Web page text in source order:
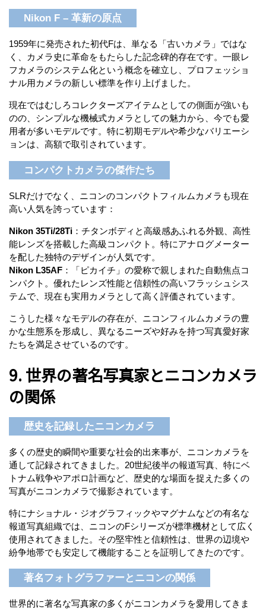
Nikon F – 革新の原点
1959年に発売された初代Fは、単なる「古いカメラ」ではな
く、カメラ史に革命をもたらした記念碑的存在です。一眼レ
フカメラのシステム化という概念を確立し、プロフェッショ
ナル用カメラの新しい標準を作り上げました。
現在ではむしろコレクターズアイテムとしての側面が強いも
のの、シンプルな機械式カメラとしての魅力から、今でも愛
用者が多いモデルです。特に初期モデルや希少なバリエーシ
ョンは、高額で取引されています。
コンパクトカメラの傑作たち
SLRだけでなく、ニコンのコンパクトフィルムカメラも現在
高い人気を誇っています：
Nikon 35Ti/28Ti ：チタンボディと高級感あふれる外観、高性
能レンズを搭載した高級コンパクト。特にアナログメーター
を配した独特のデザインが人気です。
Nikon L35AF ：「ピカイチ」の愛称で親しまれた自動焦点コ
ンパクト。優れたレンズ性能と信頼性の高いフラッシュシス
テムで、現在も実用カメラとして高く評価されています。
こうした様々なモデルの存在が、ニコンフィルムカメラの豊
かな生態系を形成し、異なるニーズや好みを持つ写真愛好家
たちを満足させているのです。
9. 世界の著名写真家とニコンカメラ
の関係
歴史を記録したニコンカメラ
多くの歴史的瞬間や重要な社会的出来事が、ニコンカメラを
通して記録されてきました。20世紀後半の報道写真、特にベ
トナム戦争やアポロ計画など、歴史的な場面を捉えた多くの
写真がニコンカメラで撮影されています。
特にナショナル・ジオグラフィックやマグナムなどの有名な
報道写真組織では、ニコンのFシリーズが標準機材として広く
使用されてきました。その堅牢性と信頼性は、世界の辺境や
紛争地帯でも安定して機能することを証明してきたのです。
著名フォトグラファーとニコンの関係
世界的に著名な写真家の多くがニコンカメラを愛用してきま